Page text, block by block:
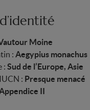
Moine
: Aegypius monachus
: Sud de l’Europe, Asie
: Presque menacé
II